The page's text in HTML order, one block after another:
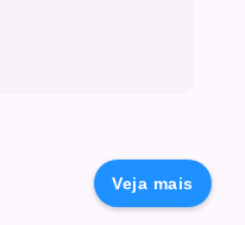
Veja mais